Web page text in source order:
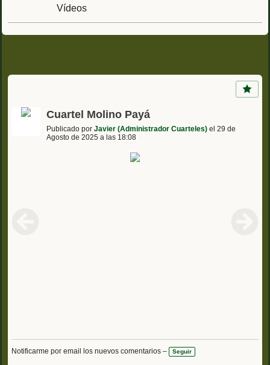
Vídeos
Cuartel Molino Payá
Publicado por Javier (Administrador Cuarteles) el 29 de
Agosto de 2025 a las 18:08
Notificarme por email los nuevos comentarios – Seguir